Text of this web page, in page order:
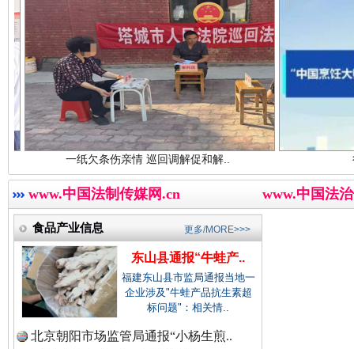
中国廉政法纪网.
中国律师在线.
中国参政网.中
纸欠条伤亲情 巡回调解促和解.. 行业协会接连
www.中国法制传媒网.cn www.中国法
食品产业信息
东山县通报“牛蛙产..
福建东山县市监局通报当地一
企业涉及"牛蛙产品抗生素超
标问题"：相关情..
北京朝阳市场监管局通报“小杨生煎..
更多/MORE>>>